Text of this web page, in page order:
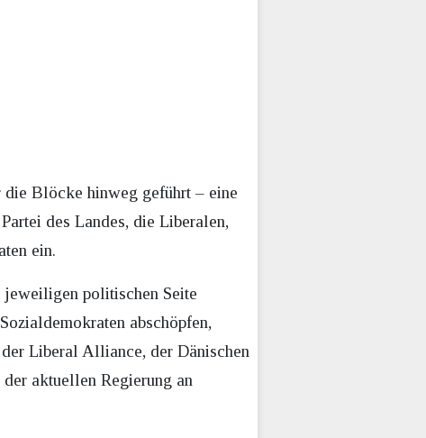
die Blöcke hinweg geführt – eine
des Landes, die Liberalen,
ein.
jeweiligen politischen Seite
abschöpfen,
Liberal Alliance, der Dänischen
aktuellen Regierung an